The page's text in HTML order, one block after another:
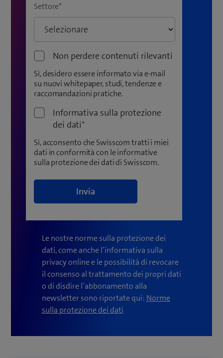
Settore*
Non perdere contenuti rilevanti
Sì, desidero essere informato via e-mail
su nuovi whitepaper, studi, tendenze e
raccomandazioni pratiche.
Informativa sulla protezione
dei dati*
Sì, acconsento che Swisscom tratti i miei
dati in conformità con le informative
sulla protezione dei dati di Swisscom.
Le nostre norme sulla protezione dei
dati, come anche l’informativa sulla
privacy online e le possibilità di revocare
il consenso al trattamento dei propri dati
o di disdire l’abbonamento alla
newsletter sono riportate qui: Norme
sulla protezione dei dati(
p